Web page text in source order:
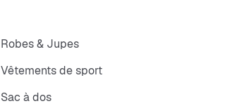
Robes & Jupes
Vêtements de sport
Sac à dos